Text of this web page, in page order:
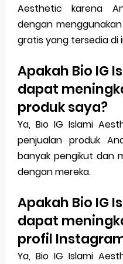
Aesthetic karena
dengan
gratis yang tersedia di
Apakah Bio IG
dapat
produk saya?
Ya, Bio IG Islami
penjualan produk
banyak pengikut dan
dengan mereka.
Apakah Bio IG
dapat
profil
Ya, Bio IG Islami